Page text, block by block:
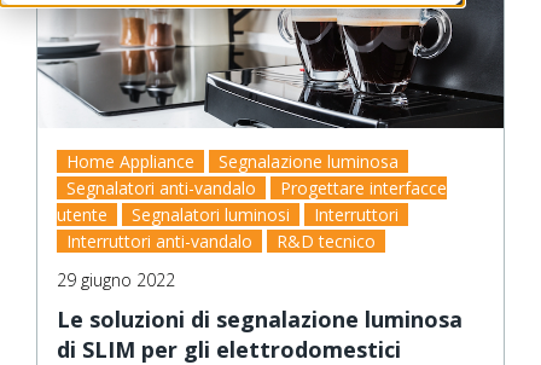
Home Appliance
Segnalazione luminosa
Segnalatori anti-vandalo
Progettare interfacce
utente
Segnalatori luminosi
Interruttori
Interruttori anti-vandalo
R&D tecnico
29 giugno 2022
Le soluzioni di segnalazione luminosa
di SLIM per gli elettrodomestici